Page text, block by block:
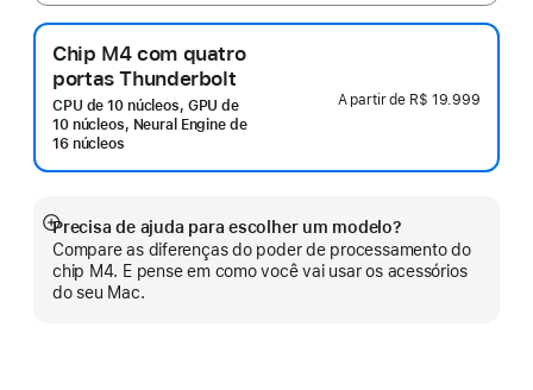
Chip M4 com quatro
portas Thunderbolt
CPU de 10 núcleos, GPU de
10 núcleos, Neural Engine de
16 núcleos
A partir de R$ 19.999
Precisa de ajuda para escolher um modelo?
Compare as diferenças do poder de processamento do
chip M4. E pense em como você vai usar os acessórios
do seu Mac.
Mostrar
mais